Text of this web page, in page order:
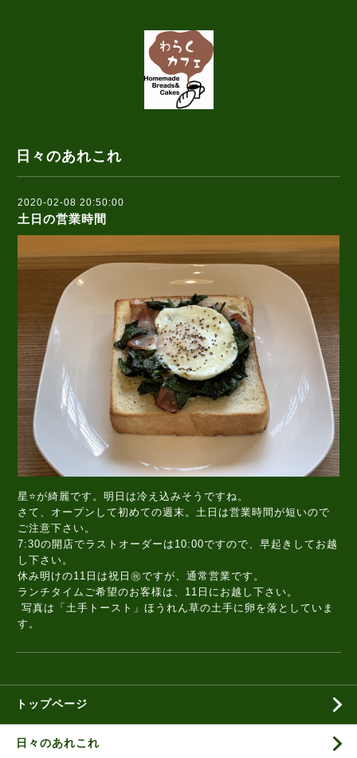
日々のあれこれ
2020-02-08 20:50:00
土日の営業時間
星⭐️が綺麗です。明日は冷え込みそうですね。
さて、オープンして初めての週末。土日は営業時間が短いので
ご注意下さい。
7:30の開店でラストオーダーは10:00ですので、早起きしてお越
し下さい。
休み明けの11日は祝日㊗️ですが、通常営業です。
ランチタイムご希望のお客様は、11日にお越し下さい。
写真は「土手トースト」ほうれん草の土手に卵を落としていま
す。
トップページ
日々のあれこれ